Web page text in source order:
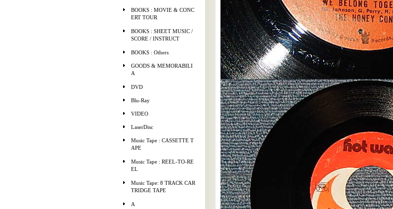
BOOKS : MOVIE & CONC
ERT TOUR
BOOKS : SHEET MUSIC /
SCORE / INSTRUCT
BOOKS : Others
GOODS & MEMORABILI
A
DVD
Blu-Ray
VIDEO
LaserDisc
Music Tape : CASSETTE T
APE
Music Tape : REEL-TO-RE
EL
Music Tape: 8 TRACK CAR
TRIDGE TAPE
A